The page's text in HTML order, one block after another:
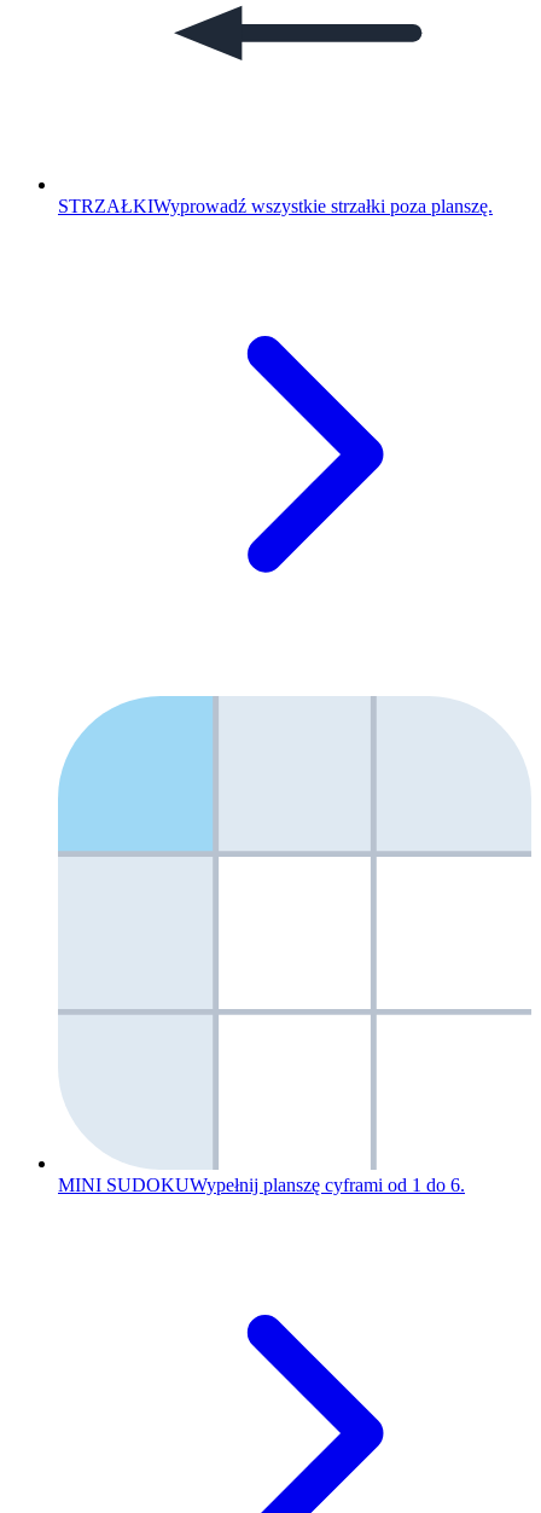
STRZAŁKIWyprowadź wszystkie strzałki poza planszę.
MINI SUDOKUWypełnij planszę cyframi od 1 do 6.